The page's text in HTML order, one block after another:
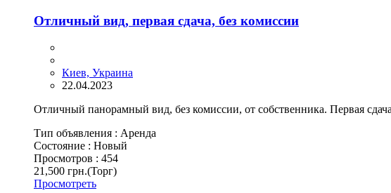
Отличный вид, первая сдача, без комиссии
Киев, Украина
22.04.2023
Отличный панорамный вид, без комиссии, от собственника. Первая
Тип объявления : Аренда
Состояние : Новый
Просмотров : 454
21,500 грн.(Торг)
Просмотреть